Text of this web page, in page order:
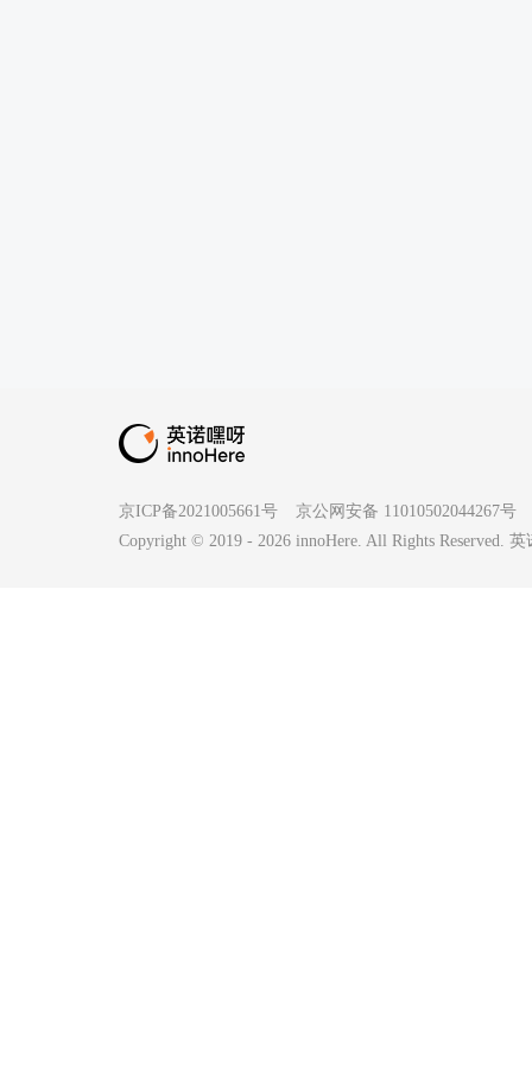
京ICP备2021005661号
京公网安备 11010502044267号
Copyright © 2019 - 2026 innoHere. All Rights Reserved.